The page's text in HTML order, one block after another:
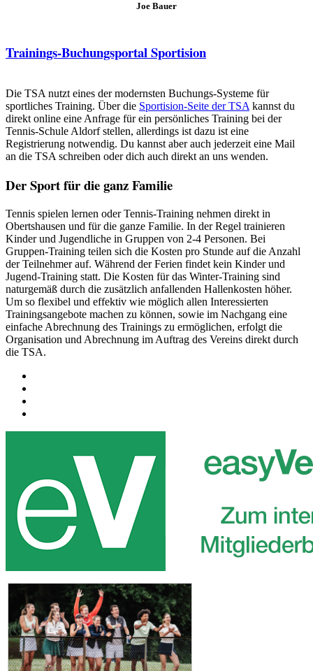
Joe Bauer
Trainings-Buchungsportal Sportision
Die TSA nutzt eines der modernsten Buchungs-Systeme für
sportliches Training. Über die Sportision-Seite derTSA kannst du
direkt online eine Anfrage für ein persönliches Training bei der
Tennis-Schule Aldorf stellen, allerdings ist dazu ist eine
Registrierung notwendig. Du kannst aber auch jederzeit eine Mail
an die TSA schreiben oder dich auch direkt an uns wenden.
Der Sport für die ganz Familie
Tennis spielen lernen oder Tennis-Training nehmen direkt in
Obertshausen und für die ganze Familie. In der Regel trainieren
Kinder und Jugendliche in Gruppen von 2-4 Personen. Bei
Gruppen-Training teilen sich die Kosten pro Stunde auf die Anzahl
der Teilnehmer auf. Während der Ferien findet kein Kinder und
Jugend-Training statt. Die Kosten für das Winter-Training sind
naturgemäß durch die zusätzlich anfallenden Hallenkosten höher.
Um so flexibel und effektiv wie möglich allen Interessierten
Trainingsangebote machen zu können, sowie im Nachgang eine
einfache Abrechnung des Trainings zu ermöglichen, erfolgt die
Organisation und Abrechnung im Auftrag des Vereins direkt durch
die TSA.